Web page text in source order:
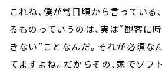
これね、僕が常日頃から言っている
るものっていうのは、実は“観客に
きない”ことなんだ。それが必須な
てますよね。だからその、家でソフ